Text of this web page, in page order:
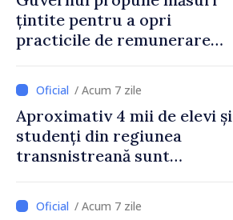
țintite pentru a opri
practicile de remunerare
/ Acum 7 zile
Aproximativ 4 mii de elevi și
studenți din regiunea
transnistreană sunt
educațional național
/ Acum 7 zile